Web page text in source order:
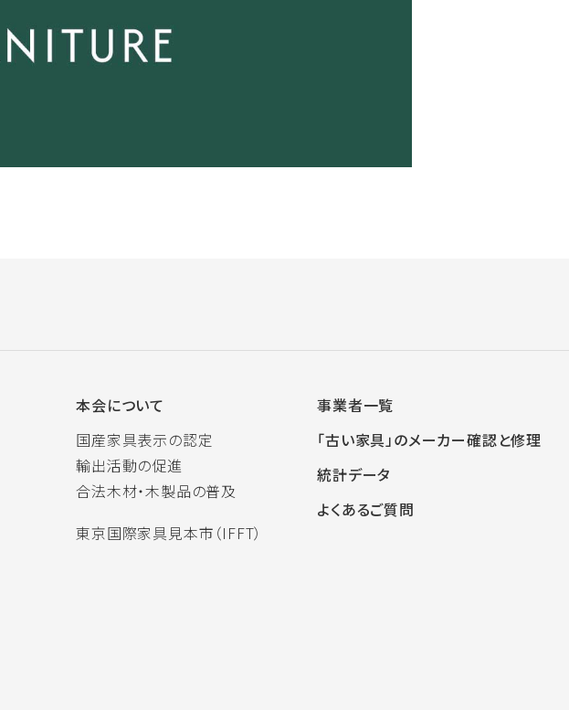
本会について
国産家具表示の認定
輸出活動の促進
合法木材・木製品の普及
東京国際家具見本市（IFFT）
事業者一覧
「古い家具」のメーカー確認と修理
統計データ
よくあるご質問